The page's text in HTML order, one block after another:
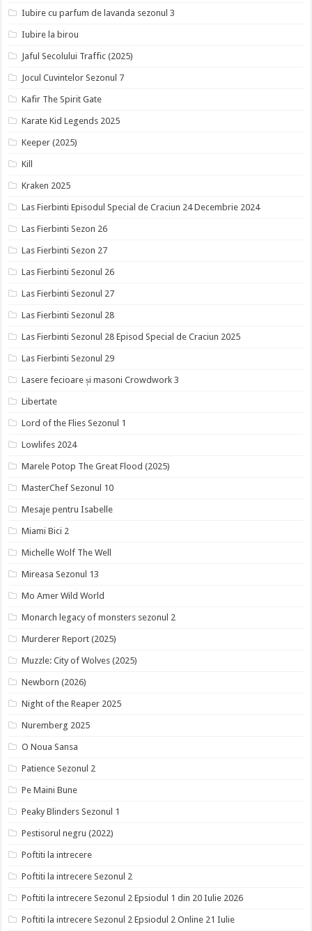
Iubire cu parfum de lavanda sezonul 3
Iubire la birou
Jaful Secolului Traffic (2025)
Jocul Cuvintelor Sezonul 7
Kafir The Spirit Gate
Karate Kid Legends 2025
Keeper (2025)
Kill
Kraken 2025
Las Fierbinti Episodul Special de Craciun 24 Decembrie 2024
Las Fierbinti Sezon 26
Las Fierbinti Sezon 27
Las Fierbinti Sezonul 26
Las Fierbinti Sezonul 27
Las Fierbinti Sezonul 28
Las Fierbinti Sezonul 28 Episod Special de Craciun 2025
Las Fierbinti Sezonul 29
Lasere fecioare și masoni Crowdwork 3
Libertate
Lord of the Flies Sezonul 1
Lowlifes 2024
Marele Potop The Great Flood (2025)
MasterChef Sezonul 10
Mesaje pentru Isabelle
Miami Bici 2
Michelle Wolf The Well
Mireasa Sezonul 13
Mo Amer Wild World
Monarch legacy of monsters sezonul 2
Murderer Report (2025)
Muzzle: City of Wolves (2025)
Newborn (2026)
Night of the Reaper 2025
Nuremberg 2025
O Noua Sansa
Patience Sezonul 2
Pe Maini Bune
Peaky Blinders Sezonul 1
Pestisorul negru (2022)
Poftiti la intrecere
Poftiti la intrecere Sezonul 2
Poftiti la intrecere Sezonul 2 Epsiodul 1 din 20 Iulie 2026
Poftiti la intrecere Sezonul 2 Epsiodul 2 Online 21 Iulie